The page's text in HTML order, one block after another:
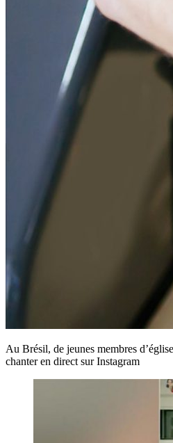
Au Brésil, de jeunes membres
chanter en direct sur Instagram